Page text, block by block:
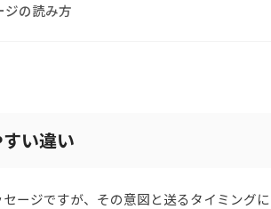
ジの読み方
い違い
ージですが、その意図と送るタイミング